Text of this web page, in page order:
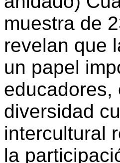
muestra de
revelan que
un papel
educadores,
diversidad
intercultural
la